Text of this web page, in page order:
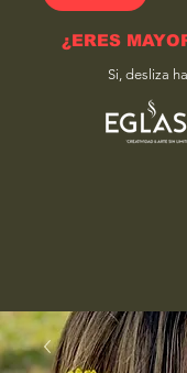
¿ERES
Si, desliza